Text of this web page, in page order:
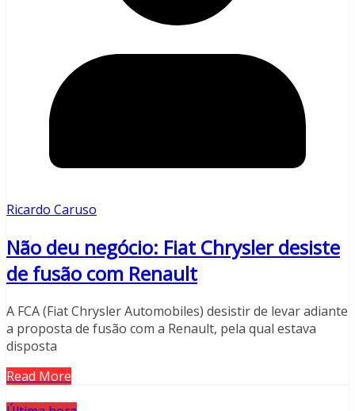
Ricardo Caruso
Não deu negócio: Fiat Chrysler desiste
de fusão com Renault
A FCA (Fiat Chrysler Automobiles) desistir de levar adiante
a proposta de fusão com a Renault, pela qual estava
disposta
Read More